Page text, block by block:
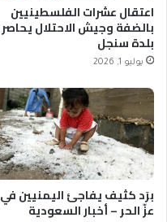
اعتقال عشرات الفلسطينيين
بالضفة وجيش الاحتلال يحاصر
بلدة سنجل
يوليو 1, 2026
برَد كثيف يفاجئ اليمنيين في
عزّ الحر – أخبار السعودية